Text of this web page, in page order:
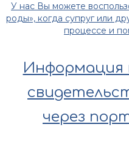
У нас Вы можете
роды», когда супруг или
процессе и
Информация
через